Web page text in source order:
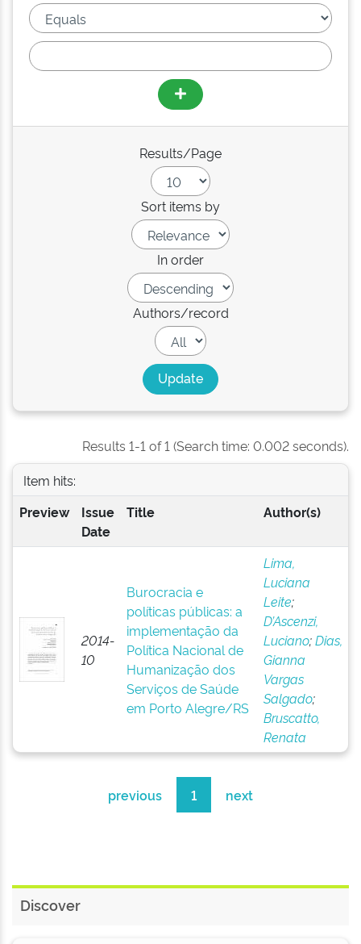
Results/Page
Sort items by
In order
Authors/record
Results 1-1 of 1 (Search time: 0.002 seconds).
Item hits:
Preview
Issue
Date
Title Author(s)
2014-
10
Burocracia e
políticas públicas: a
implementação da
Política Nacional de
Humanização dos
Serviços de Saúde
em Porto Alegre/RS
Lima,
Luciana
Leite;
D’Ascenzi,
Luciano;Dias,
Gianna
Vargas
Salgado;
Bruscatto,
Renata
previous 1 next
Discover